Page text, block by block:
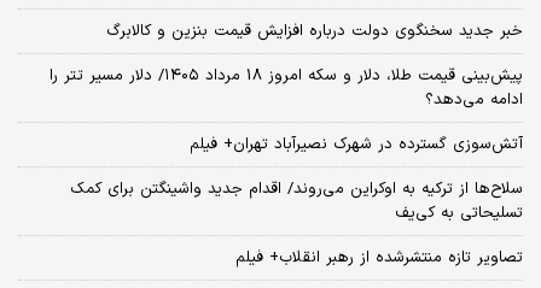
خبر جدید سخنگوی دولت درباره افزایش قیمت بنزین و کالابرگ
پیش‌بینی قیمت طلا، دلار و سکه امروز 18 مرداد ۱۴۰۵/ دلار مسیر تتر را
ادامه می‌دهد؟
آتش‌سوزی گسترده در شهرک نصیرآباد تهران+ فیلم
سلاح‌ها از ترکیه به اوکراین می‌روند/ اقدام جدید واشینگتن برای کمک
تسلیحاتی به کی‌یف
تصاویر تازه منتشرشده از رهبر انقلاب+ فیلم